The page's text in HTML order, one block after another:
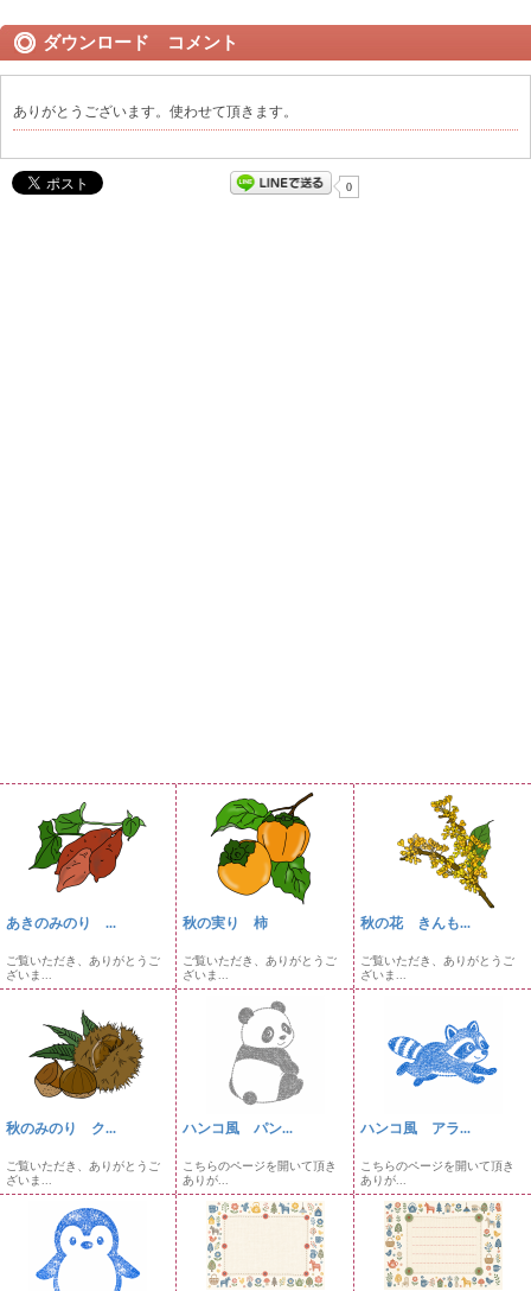
ダウンロード コメント
ありがとうございます。使わせて頂きます。
0
あきのみのり ...
ご覧いただき、ありがとうご
ざいま...
秋の実り 柿
ご覧いただき、ありがとうご
ざいま...
秋の花 きんも...
ご覧いただき、ありがとうご
ざいま...
秋のみのり ク...
ご覧いただき、ありがとうご
ざいま...
ハンコ風 パン...
こちらのページを開いて頂き
ありが...
ハンコ風 アラ...
こちらのページを開いて頂き
ありが...